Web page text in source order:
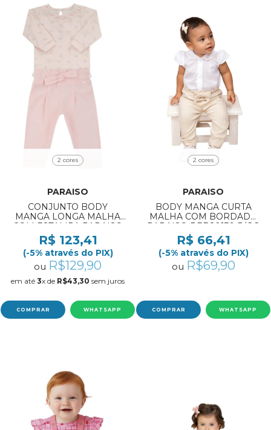
2 cores
PARAISO
CONJUNTO BODY
MANGA LONGA MALHA
COM ESTAMPA PARAISO
REF:20036 RN/M
R$ 123,41
(-5% através do PIX)
ou R$129,90
em até 3x de R$43,30 sem juros
COMPRAR WHATSAPP
2 cores
PARAISO
BODY MANGA CURTA
MALHA COM BORDADO
PARAISO REF:20139 P/GG
R$ 66,41
(-5% através do PIX)
ou R$69,90
COMPRAR WHATSAPP